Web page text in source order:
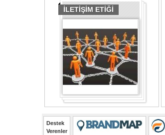
İLETİŞİM ETİĞİ
Destek
Verenler